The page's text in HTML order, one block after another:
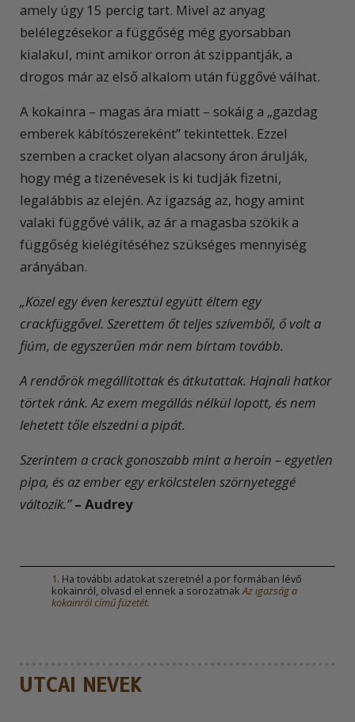
amely úgy 15 percig tart. Mivel az anyag
belélegzésekor a függőség még gyorsabban
kialakul, mint amikor orron át szippantják, a
drogos már az első alkalom után függővé válhat.
A kokainra – magas ára miatt – sokáig a „gazdag
emberek kábítószereként” tekintettek. Ezzel
szemben a cracket olyan alacsony áron árulják,
hogy még a tizenévesek is ki tudják fizetni,
legalábbis az elején. Az igazság az, hogy amint
valaki függővé válik, az ár a magasba szökik a
függőség kielégítéséhez szükséges mennyiség
arányában.
„Közel egy éven keresztül együtt éltem egy
crackfüggővel. Szerettem őt teljes szívemből, ő volt a
fiúm, de egyszerűen már nem bírtam tovább.
A rendőrök megállítottak és átkutattak. Hajnali hatkor
törtek ránk. Az exem megállás nélkül lopott, és nem
lehetett tőle elszedni a pipát.
Szerintem a crack gonoszabb mint a heroin – egyetlen
pipa, és az ember egy erkölcstelen szörnyeteggé
változik.”– Audrey
1. Ha további adatokat szeretnél a por formában lévő
kokainról, olvasd el ennek a sorozatnakAz igazság a
kokainrólcímű füzetét.
UTCAI NEVEK